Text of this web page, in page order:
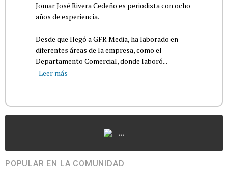
Jomar José Rivera Cedeño es periodista con ocho
años de experiencia.
Desde que llegó a GFR Media, ha laborado en
diferentes áreas de la empresa, como el
Departamento Comercial, donde laboró...
Leer más
...
POPULAR EN LA COMUNIDAD